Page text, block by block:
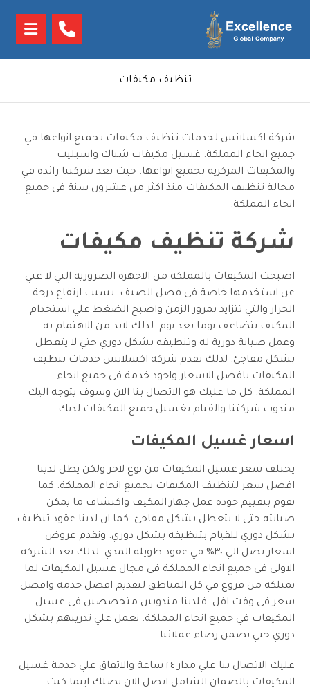
تنظيف مكيفات
شركة اكسلانس لخدمات تنظيف مكيفات بجميع انواعها في
جميع انحاء المملكة. غسيل مكيفات شباك واسبليت
والمكيفات المركزية بجميع انواعها. حيث تعد شركتنا رائدة في
مجالة تنظيف المكيفات منذ اكثر من عشرون سنة في جميع
انحاء المملكة.
شركة تنظيف مكيفات
اصبحت المكيفات بالمملكة من الاجهزة الضرورية التي لا غني
عن استخدمها خاصة في فصل الصيف. بسبب ارتفاع درجة
الحرار والتي تتزايد بمرور الزمن واصبح الضغط علي استخدام
المكيف يتضاعف يوما بعد يوم. لذلك لابد من الاهتمام به
وعمل صيانة دورية له وتنظيفه بشكل دوري حتي لا يتعطل
بشكل مفاجئ. لذلك تقدم شركة اكسلانس خدمات تنظيف
المكيفات بافضل الاسعار واجود خدمة في جميع انحاء
المملكة. كل ما عليك هو الاتصال بنا الان وسوف يتوجه اليك
مندوب شركتنا والقيام بغسيل جميع المكيفات لديك.
اسعار غسيل المكيفات
يختلف سعر غسيل المكيفات من نوع لاخر ولكن يظل لدينا
افضل سعر لتنظيف المكيفات بجميع انحاء المملكة. كما
نقوم بتقييم جودة عمل جهاز المكيف واكتشاف ما يمكن
صيانته حتي لا يتعطل بشكل مفاجئ. كما ان لدينا عقود تنظيف
بشكل دوري للقيام بتنظيفه بشكل دوري. ونقدم عروض
اسعار تصل الي ٣٠% في عقود طويلة المدي. لذلك نعد الشركة
الاولي في جميع انحاء المملكة في مجال غسيل المكيفات لما
نمتلكه من فروع في كل المناطق لتقديم افضل خدمة وافضل
سعر في وقت اقل. فلدينا مندوبين متخصصين في غسيل
المكيفات في جميع انحاء المملكة. نعمل علي تدريبهم بشكل
دوري حتي نضمن رضاء عملائنا.
عليك الاتصال بنا علي مدار ٢٤ ساعة والاتفاق علي خدمة غسيل
المكيفات بالضمان الشامل اتصل الان نصلك اينما كنت.